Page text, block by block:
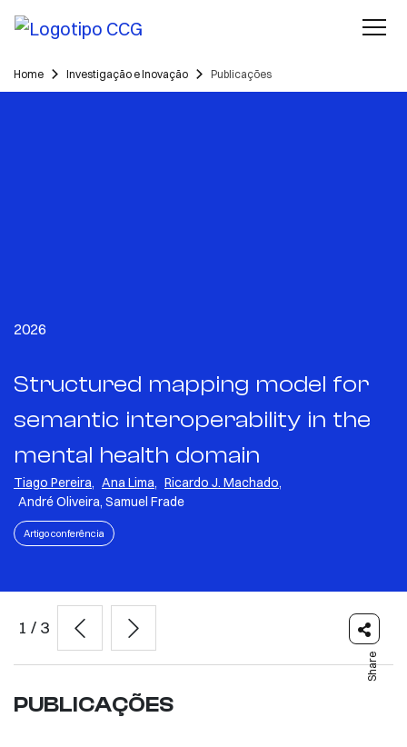
Home Investigação e Inovação Publicações
2026
Structured mapping model for
semantic interoperability in the
mental health domain
Tiago Pereira, Ana Lima, Ricardo J. Machado,
André Oliveira, Samuel Frade
Artigo conferência
1 / 3
Share
PUBLICAÇÕES